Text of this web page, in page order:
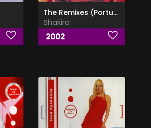
The Remixes (Portugal Edition)
Shakira
2002